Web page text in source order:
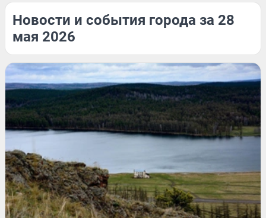
Новости и события города за 28
мая 2026